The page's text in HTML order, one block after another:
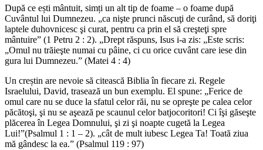
După ce ești mântuit, simți un alt tip de foame – o foame după
Cuvântul lui Dumnezeu. „ca nişte prunci născuţi de curând, să doriţi
laptele duhovnicesc şi curat, pentru ca prin el să creşteţi spre
mântuire” (1 Petru 2 : 2). „Drept răspuns, Isus i-a zis: „Este scris:
„Omul nu trăieşte numai cu pâine, ci cu orice cuvânt care iese din
gura lui Dumnezeu.” (Matei 4 : 4)
Un creștin are nevoie să citească Biblia în fiecare zi. Regele
Israelului, David, trasează un bun exemplu. El spune: „Ferice de
omul care nu se duce la sfatul celor răi, nu se opreşte pe calea celor
păcătoşi, şi nu se aşează pe scaunul celor batjocoritori! Ci îşi găseşte
plăcerea în Legea Domnului, şi zi şi noapte cugetă la Legea
Lui!”(Psalmul 1 : 1 – 2). „cât de mult iubesc Legea Ta! Toată ziua
mă gândesc la ea.” (Psalmul 119 : 97)